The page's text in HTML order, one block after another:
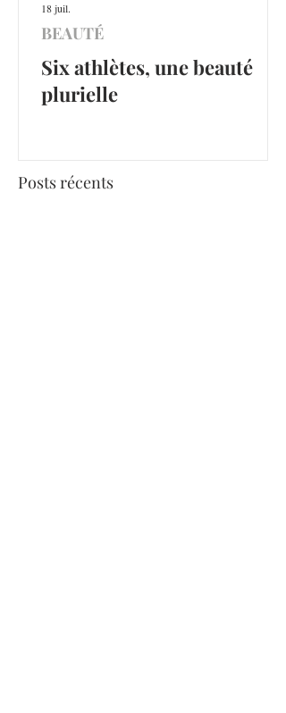
Six athlètes, une beauté
plurielle
BEAUTÉ
18 juil.
Posts récents